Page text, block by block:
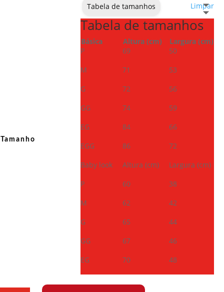
Tamanho
Limpar
Tabela de tamanhos
Tabela de tamanhos
Básica Altura (cm)
Largura (cm)
P
69
50
M
71
53
G
72
56
GG
74
59
EG
84
66
EGG
86
72
Baby look
Altura (cm)
Largura (cm)
P
60
38
M
62
42
G
65
44
GG
67
46
EG
70 48